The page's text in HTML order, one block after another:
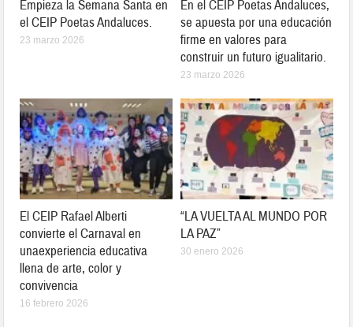
Empieza la Semana Santa en
el CEIP Poetas Andaluces.
23 marzo 2026
En el CEIP Poetas Andaluces,
se apuesta por una educación
firme en valores para
construir un futuro igualitario.
23 marzo 2026
El CEIP Rafael Alberti
convierte el Carnaval en
unaexperiencia educativa
llena de arte, color y
convivencia
16 febrero 2026
“LA VUELTA AL MUNDO POR
LA PAZ”
30 enero 2026